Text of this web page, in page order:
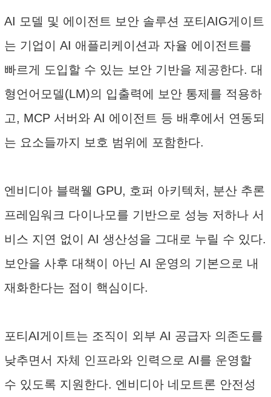
AI 모델 및 에이전트 보안 솔루션 포티AIG게이트
는 기업이 AI 애플리케이션과 자율 에이전트를
빠르게 도입할 수 있는 보안 기반을 제공한다. 대
형언어모델(LM)의 입출력에 보안 통제를 적용하
고, MCP 서버와 AI 에이전트 등 배후에서 연동되
는 요소들까지 보호 범위에 포함한다.
엔비디아 블랙웰 GPU, 호퍼 아키텍처, 분산 추론
프레임워크 다이나모를 기반으로 성능 저하나 서
비스 지연 없이 AI 생산성을 그대로 누릴 수 있다.
보안을 사후 대책이 아닌 AI 운영의 기본으로 내
재화한다는 점이 핵심이다.
포티AI게이트는 조직이 외부 AI 공급자 의존도를
낮추면서 자체 인프라와 인력으로 AI를 운영할
수 있도록 지원한다. 엔비디아 네모트론 안전성